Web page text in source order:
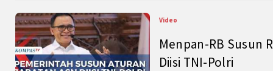
Video
Menpan-RB Susun
Diisi TNI-Polri